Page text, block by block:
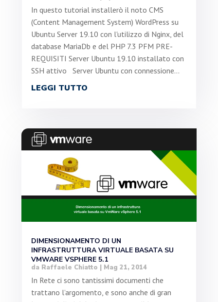
In questo tutorial installerò il noto CMS
(Content Management System) WordPress su
Ubuntu Server 19.10 con l'utilizzo di Nginx, del
database MariaDb e del PHP 7.3 PFM PRE-
REQUISITI Server Ubuntu 19.10 installato con
SSH attivo Server Ubuntu con connessione...
LEGGI TUTTO
DIMENSIONAMENTO DI UN
INFRASTRUTTURA VIRTUALE BASATA SU
VMWARE VSPHERE 5.1
da Raffaele Chiatto | Mag 21, 2014
In Rete ci sono tantissimi documenti che
trattano l’argomento, e sono anche di gran